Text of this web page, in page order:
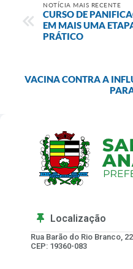
NOTÍCIA MAIS RECENTE
CURSO DE
EM MAIS UMA
PRÁTICO
VACINA CONTRA A
Localização
Rua Barão do Rio Branco,
CEP: 19360-083